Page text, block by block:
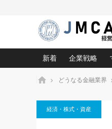
新着 企業戦略
中小企業の
利益を最大
ホーム どうなる金融業界
経済・株式・資産